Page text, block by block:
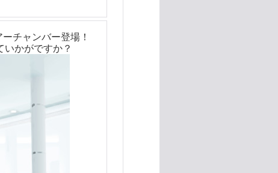
チャンバー登場！
いかがですか？